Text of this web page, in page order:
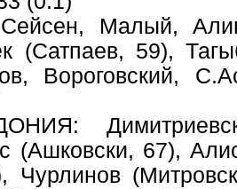
Малый,
(Сатпаев, 59),
Вороговский,
(Ашковски, 67),
Чурлинов